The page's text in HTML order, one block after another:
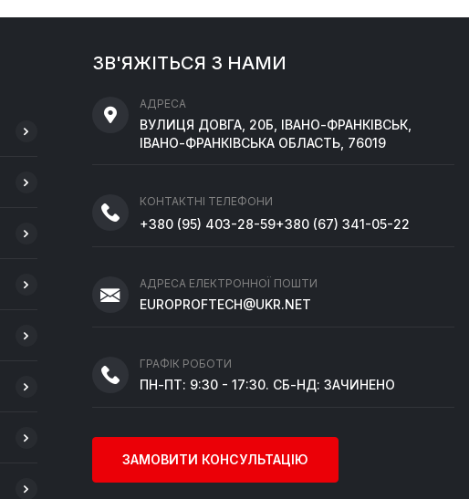
ЗВ'ЯЖІТЬСЯ З НАМИ
АДРЕСА
ВУЛИЦЯ ДОВГА, 20Б, ІВАНО-ФРАНКІВСЬК,
ІВАНО-ФРАНКІВСЬКА ОБЛАСТЬ, 76019
КОНТАКТНІ ТЕЛЕФОНИ
+380 (95) 403-28-59+380 (67) 341-05-22
АДРЕСА ЕЛЕКТРОННОЇ ПОШТИ
EUROPROFTECH@UKR.NET
ГРАФІК РОБОТИ
ПН-ПТ: 9:30 - 17:30. СБ-НД: ЗАЧИНЕНО
ЗАМОВИТИ КОНСУЛЬТАЦІЮ